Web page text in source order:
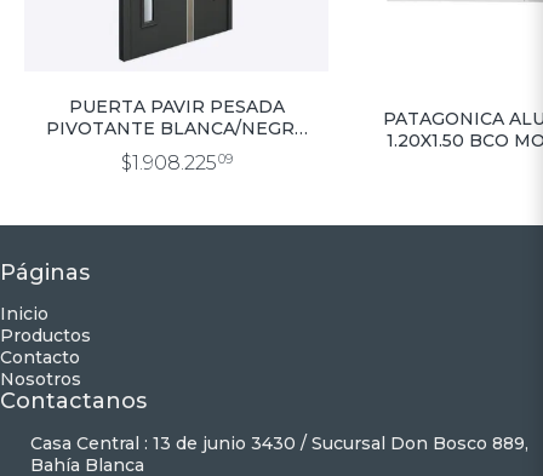
PUERTA PAVIR PESADA
PIVOTANTE BLANCA/NEGRA
C/VIDRIO LATERAL 1.20X2.20
$1.908.22509
PATAGONICA
1.20X1.50 BCO
Páginas
Inicio
Productos
Contacto
Nosotros
Contactanos
Casa Central : 13 de junio 3430 / Sucursal Don Bosco 889,
Bahía Blanca